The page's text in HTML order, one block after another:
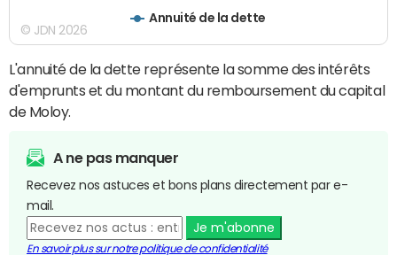
Annuité de la dette
© JDN 2026
L'annuité de la dette représente la somme des intérêts
d'emprunts et du montant du remboursement du capital
de Moloy.
A ne pas manquer
Recevez nos astuces et bons plans directement par e-
mail.
Je m'abonne
En savoir plus sur notre politique de confidentialité